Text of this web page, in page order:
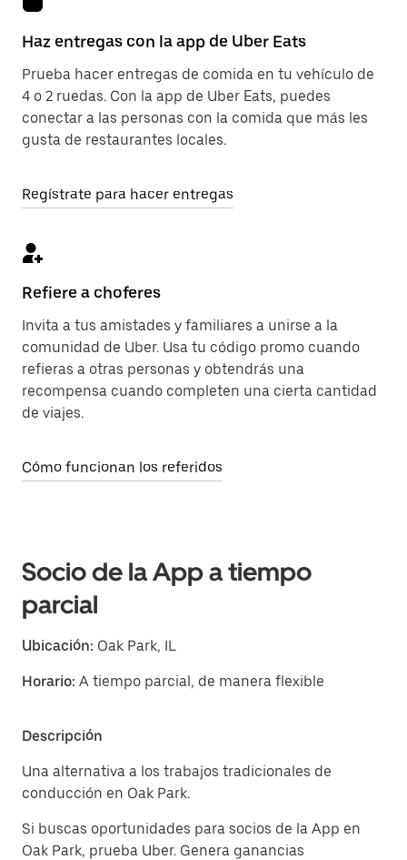
Haz entregas con la app de Uber Eats
Prueba hacer entregas de comida en tu vehículo de
4 o 2 ruedas. Con la app de Uber Eats, puedes
conectar a las personas con la comida que más les
gusta de restaurantes locales.
Regístrate para hacer entregas
Refiere a choferes
Invita a tus amistades y familiares a unirse a la
comunidad de Uber. Usa tu código promo cuando
refieras a otras personas y obtendrás una
recompensa cuando completen una cierta cantidad
de viajes.
Cómo funcionan los referidos
Socio de la App a tiempo
parcial
Ubicación: Oak Park, IL
Horario: A tiempo parcial, de manera flexible
Descripción
Una alternativa a los trabajos tradicionales de
conducción en Oak Park.
Si buscas oportunidades para socios de la App en
Oak Park, prueba Uber. Genera ganancias